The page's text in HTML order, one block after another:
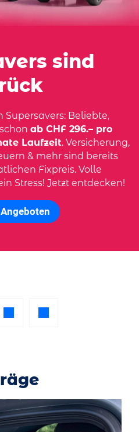
sind
Supersavers: Beliebte,
ab CHF 296.– pro
Laufzeit. Versicherung,
& mehr sind bereits
Fixpreis. Volle
Stress! Jetzt entdecken!